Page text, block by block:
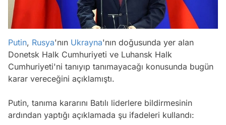
Putin, Rusya'nın Ukrayna'nın doğusunda yer alan
Donetsk Halk Cumhuriyeti ve Luhansk Halk
Cumhuriyeti'ni tanıyıp tanımayacağı konusunda bugün
karar vereceğini açıklamıştı.
Putin, tanıma kararını Batılı liderlere bildirmesinin
ardından yaptığı açıklamada şu ifadeleri kullandı: